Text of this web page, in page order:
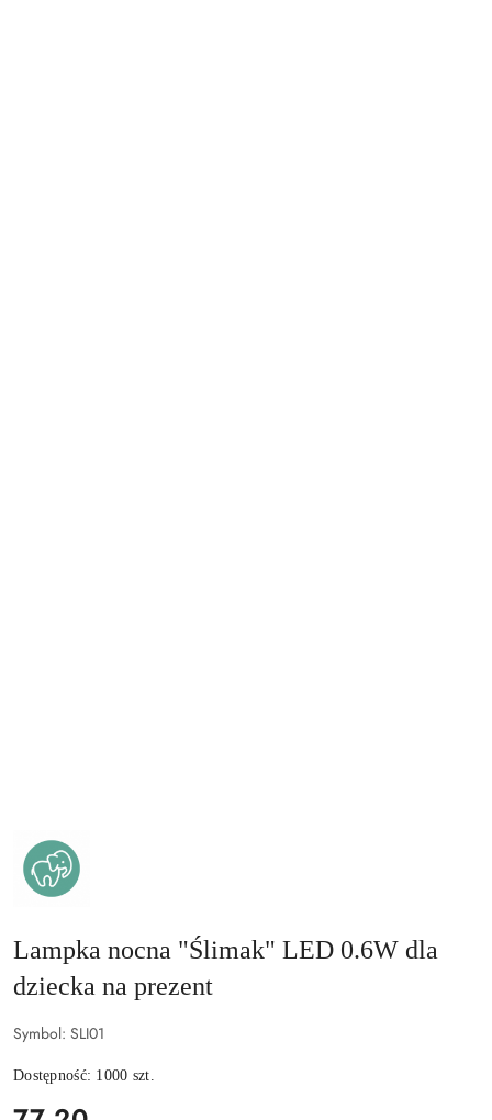
MARY'S
LAMPKI
BUDZIKI
DZIECI
I
DOROSŁYCH
Lampka nocna "Ślimak" LED 0.6W dla
dziecka na prezent
Symbol: SLI01
Dostępność: 1000 szt.